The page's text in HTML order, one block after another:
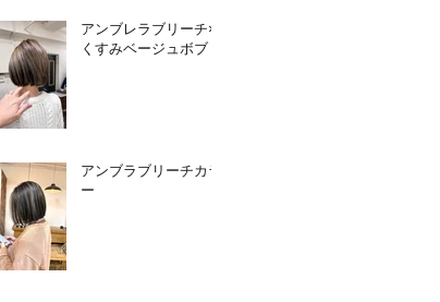
アンブレラブリーチ×
くすみベージュボブ
アンブラブリーチカラ
ー